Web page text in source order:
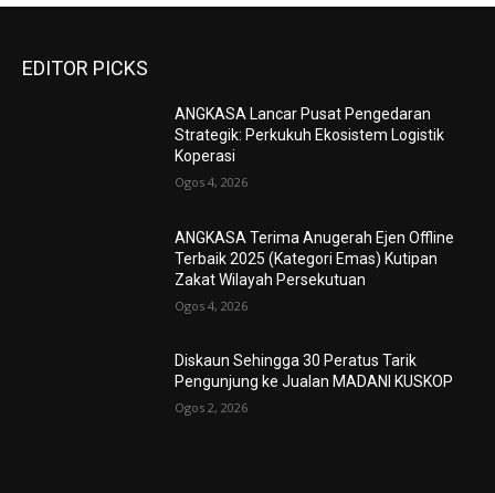
EDITOR PICKS
ANGKASA Lancar Pusat Pengedaran
Strategik: Perkukuh Ekosistem Logistik
Koperasi
Ogos 4, 2026
ANGKASA Terima Anugerah Ejen Offline
Terbaik 2025 (Kategori Emas) Kutipan
Zakat Wilayah Persekutuan
Ogos 4, 2026
Diskaun Sehingga 30 Peratus Tarik
Pengunjung ke Jualan MADANI KUSKOP
Ogos 2, 2026